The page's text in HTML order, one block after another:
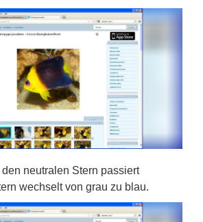
neutralen Stern passiert
wechselt von grau zu blau.